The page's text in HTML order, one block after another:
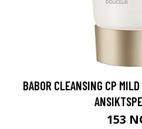
BABOR CLEANSING CP
153